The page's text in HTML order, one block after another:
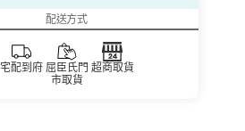
配送方式
宅配到府 屈臣氏門
市取貨
超商取貨